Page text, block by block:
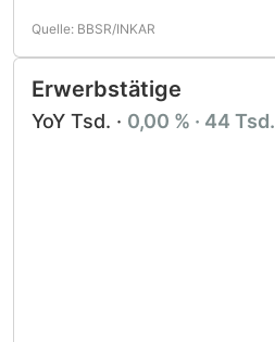
Quelle: BBSR/INKAR
Erwerbstätige
YoY Tsd. · 0,00 % · 44 Tsd.